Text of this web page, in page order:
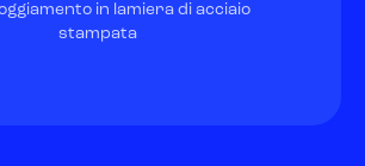
in lamiera di acciaio
stampata